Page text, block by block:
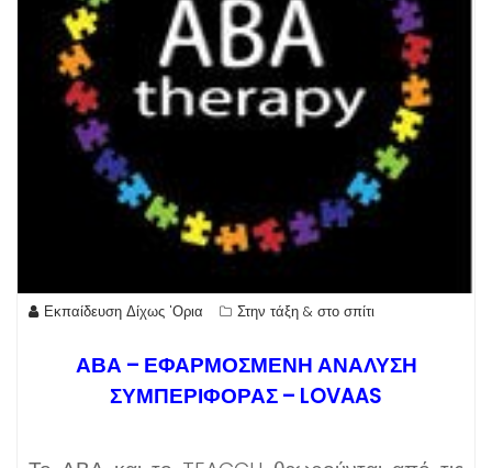
Εκπαίδευση Δίχως 'Ορια Στην τάξη & στο σπίτι
ΑΒΑ – ΕΦΑΡΜΟΣΜΕΝΗ ΑΝΑΛΥΣΗ
ΣΥΜΠΕΡΙΦΟΡΑΣ – LOVAAS